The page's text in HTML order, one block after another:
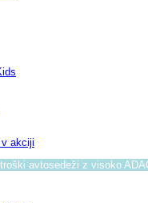
v akciji
avtosedeži z visoko